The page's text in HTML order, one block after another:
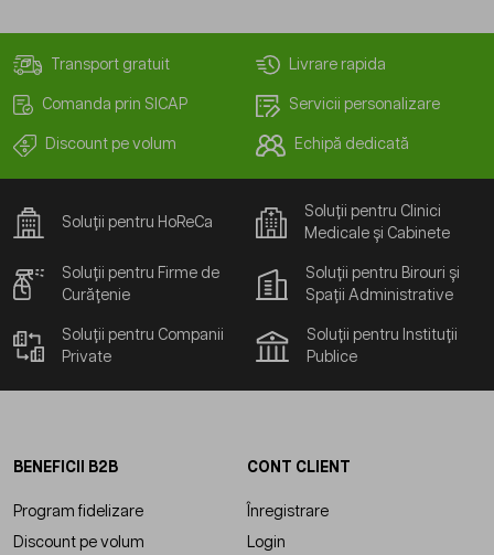
Transport gratuit Livrare rapida
Comanda prin SICAP Servicii personalizare
Discount pe volum Echipă dedicată
Soluții pentru HoReCa
Soluții pentru Clinici
Medicale și Cabinete
Soluții pentru Firme de
Curățenie
Soluții pentru Birouri și
Spații Administrative
Soluții pentru Companii
Private
Soluții pentru Instituții
Publice
BENEFICII B2B
Program fidelizare
Discount pe volum
CONT CLIENT
Înregistrare
Login